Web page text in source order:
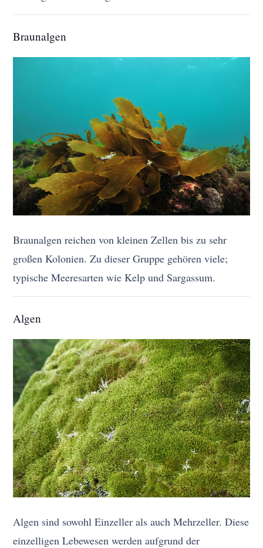
Braunalgen
Braunalgen reichen von kleinen Zellen bis zu sehr
großen Kolonien. Zu dieser Gruppe gehören viele;
typische Meeresarten wie Kelp und Sargassum.
Algen
Algen sind sowohl Einzeller als auch Mehrzeller. Diese
einzelligen Lebewesen werden aufgrund der